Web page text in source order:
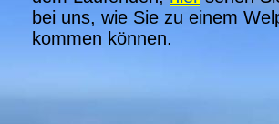
bei uns, wie Sie zu einem
kommen können.